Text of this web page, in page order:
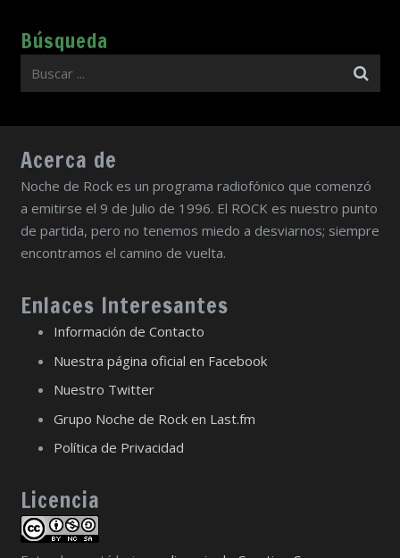
Búsqueda
Acerca de
Noche de Rock es un programa radiofónico que comenzó
a emitirse el 9 de Julio de 1996. El ROCK es nuestro punto
de partida, pero no tenemos miedo a desviarnos; siempre
encontramos el camino de vuelta.
Enlaces Interesantes
Información de Contacto
Nuestra página oficial en Facebook
Nuestro Twitter
Grupo Noche de Rock en Last.fm
Política de Privacidad
Licencia